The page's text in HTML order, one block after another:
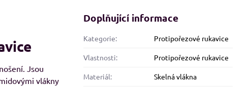
Jsou
vlákny
Doplňující informace
Kategorie: Protipořezové rukavice
Vlastnosti: Protipořezové rukavice
Materiál: Skelná vlákna
NADMĚRNÉ VELIKOSTI XXL+
NADMĚRNÉ VELIKOSTI XXL+